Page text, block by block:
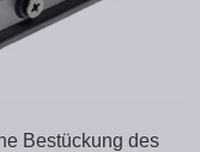
Bestückung des